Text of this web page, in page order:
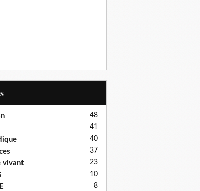
48
41
40
37
vivant 23
10
8